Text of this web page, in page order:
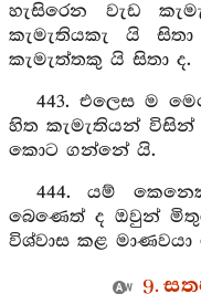
හැසිරෙන වැඩ
කැමැතියකැ යි
කැමැත්තකු යි සිතා ද.
443. එලෙස ම
හිත කැමැතියන්
කොට ගන්නේ යි.
444. යම්
බෙණෙත් ද ඔවුන්
විශ්වාස කළ මාණවයා
9.